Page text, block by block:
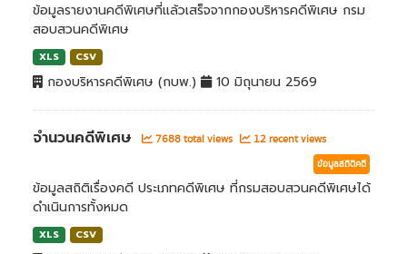
ข้อมูลรายงานคดีพิเศษที่แล้วเสร็จจากกองบริหารคดีพิเศษ กรม
สอบสวนคดีพิเศษ
XLS CSV
กองบริหารคดีพิเศษ (กบพ.) 10 มิถุนายน 2569
จำนวนคดีพิเศษ 7688 total views 12 recent views
ข้อมูลสถิติคดี
ข้อมูลสถิติเรื่องคดี ประเภทคดีพิเศษ ที่กรมสอบสวนคดีพิเศษได้
ดำเนินการทั้งหมด
XLS CSV